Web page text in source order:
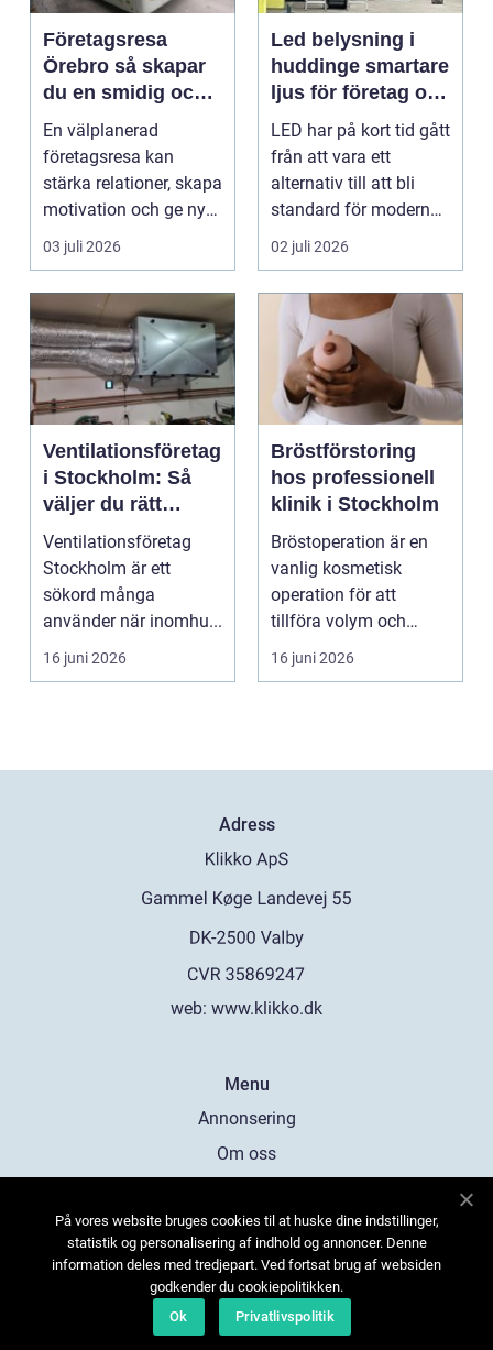
Företagsresa
Örebro så skapar
du en smidig och
minnesvärd resa
för hela teamet
En välplanerad
företagsresa kan
stärka relationer, skapa
motivation och ge ny
energi till både chefe...
03 juli 2026
Led belysning i
huddinge smartare
ljus för företag och
fastigheter
LED har på kort tid gått
från att vara ett
alternativ till att bli
standard för modern
belysning. Fö...
02 juli 2026
Ventilationsföretag
i Stockholm: Så
väljer du rätt
partner för frisk
luft inomhus
Ventilationsföretag
Stockholm är ett
sökord många
använder när inomhu...
16 juni 2026
Bröstförstoring
hos professionell
klinik i Stockholm
Bröstoperation är en
vanlig kosmetisk
operation för att
tillföra volym och
skapa...
16 juni 2026
Adress
web: www.klikko.dk
Menu
Annonsering
Om oss
Kontakta oss
Sitemap
På vores website bruges cookies til at huske dine indstillinger,
statistik og personalisering af indhold og annoncer. Denne
information deles med tredjepart. Ved fortsat brug af websiden
godkender du cookiepolitikken.
Ok
Privatlivspolitik